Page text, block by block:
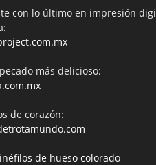
con lo último en impresión
más delicioso:
de corazón:
de hueso colorado